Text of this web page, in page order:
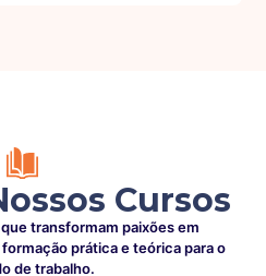
Cursos
transformam paixões em
prática e teórica para o
de trabalho.